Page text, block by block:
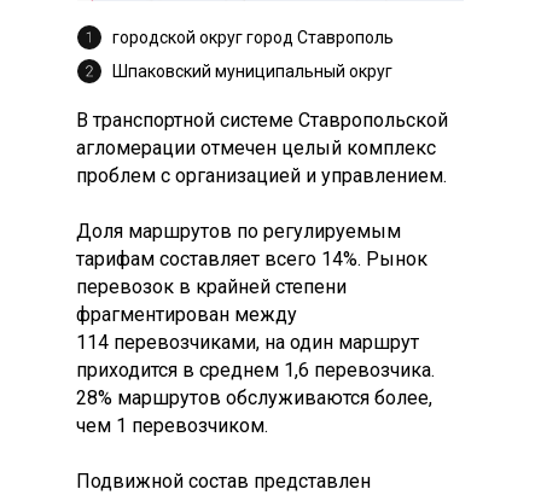
В транспортной системе Ставропольской
агломерации отмечен целый комплекс
проблем с организацией и управлением.
Доля маршрутов по регулируемым
тарифам составляет всего 14%. Рынок
перевозок в крайней степени
фрагментирован между
114 перевозчиками, на один маршрут
приходится в среднем 1,6 перевозчика.
28% маршрутов обслуживаются более,
чем 1 перевозчиком.
Подвижной состав представлен
городской округ город Ставрополь
Шпаковский муниципальный округ